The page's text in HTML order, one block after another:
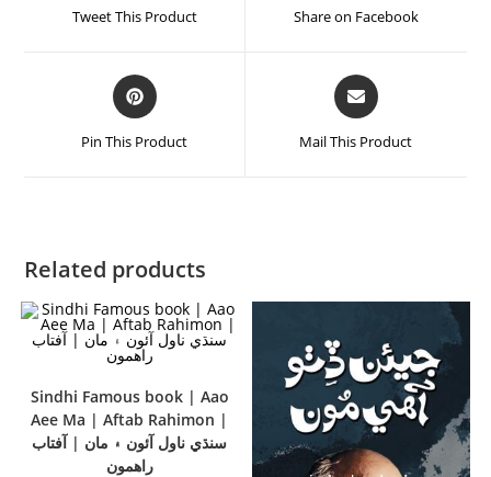
Tweet This Product Share on Facebook
Pin This Product Mail This Product
Related products
Sindhi Famous book | Aao
Aee Ma | Aftab Rahimon |
سنڌي ناول آئون ۽ مان | آفتاب
راھمون